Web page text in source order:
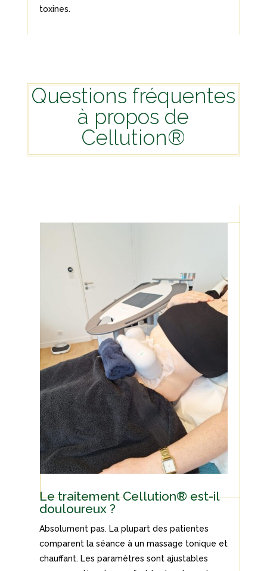
toxines.
Questions fréquentes
à propos de
Cellution®
Le traitement Cellution® est-il
douloureux ?
Absolument pas. La plupart des patientes
comparent la séance à un massage tonique et
chauffant. Les paramètres sont ajustables